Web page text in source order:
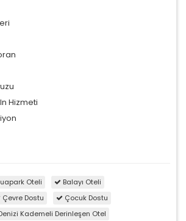
Hizmeti
Şemsiye
Sulu
Oteli
Balayı Oteli
Çevre Dostu
Çocuk Dostu
Kademeli Derinleşen Otel